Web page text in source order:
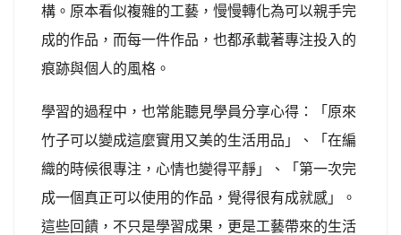
構。原本看似複雜的工藝，慢慢轉化為可以親手完
成的作品，而每一件作品，也都承載著專注投入的
痕跡與個人的風格。
學習的過程中，也常能聽見學員分享心得：「原來
竹子可以變成這麼實用又美的生活用品」、「在編
織的時候很專注，心情也變得平靜」、「第一次完
成一個真正可以使用的作品，覺得很有成就感」。
這些回饋，不只是學習成果，更是工藝帶來的生活